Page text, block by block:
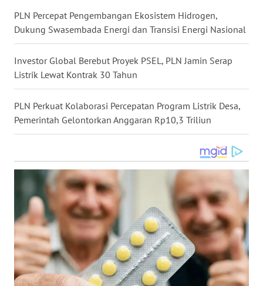
PLN Percepat Pengembangan Ekosistem Hidrogen,
Dukung Swasembada Energi dan Transisi Energi Nasional
Investor Global Berebut Proyek PSEL, PLN Jamin Serap
Listrik Lewat Kontrak 30 Tahun
PLN Perkuat Kolaborasi Percepatan Program Listrik Desa,
Pemerintah Gelontorkan Anggaran Rp10,3 Triliun
DAIRI
DANAU
WN
NIAS
WN
LANGKAT
WN
TAPANULI
SELATAN
WN
TANJUNG